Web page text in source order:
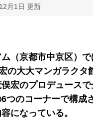
月1日 更新
（京都市中京区）
の大大マンガラクタ
宏のプロデュース
つのコーナーで構成
になっている。